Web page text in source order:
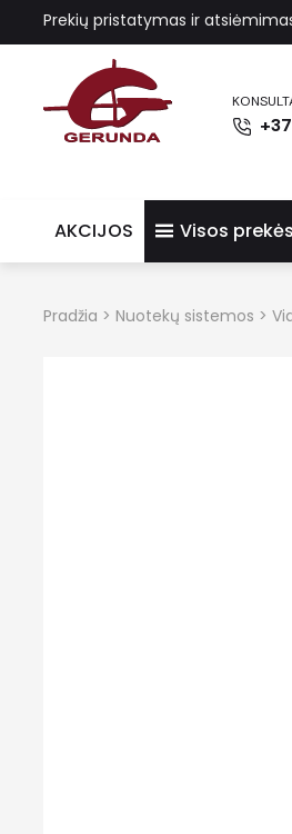
Prekių pristatymas ir
AKCIJOS Visos prekės
Pradžia > Nuotekų sistemos >